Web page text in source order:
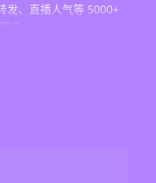
发、直播人气等 5000+
户。